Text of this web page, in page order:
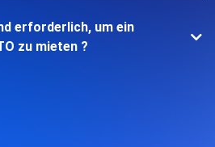
erforderlich, um ein
zu mieten ?